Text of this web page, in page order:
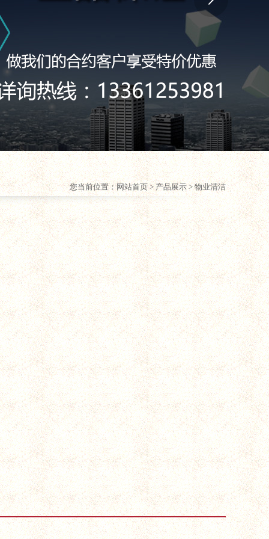
您当前位置：网站首页> 产品展示 > 物业清洁